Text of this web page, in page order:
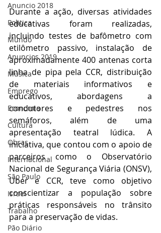
Anuncio 2018
Politica
Mundo
Anuncios 2019
Música
Emprego
Economia
Cultura
Obras
Internacional
São Paulo
Israel
Trabalho
Pão Diário
Durante a ação, diversas atividades
educativas foram realizadas,
incluindo testes de bafômetro com
etilômetro passivo, instalação de
aproximadamente 400 antenas corta
linha de pipa pela CCR, distribuição
de materiais informativos e
educativos, abordagens a
condutores e pedestres nos
semáforos, além de uma
apresentação teatral lúdica. A
iniciativa, que contou com o apoio de
parceiros como o Observatório
Nacional de Segurança Viária (ONSV),
Uber e CCR, teve como objetivo
conscientizar a população sobre
práticas responsáveis no trânsito
para a preservação de vidas.